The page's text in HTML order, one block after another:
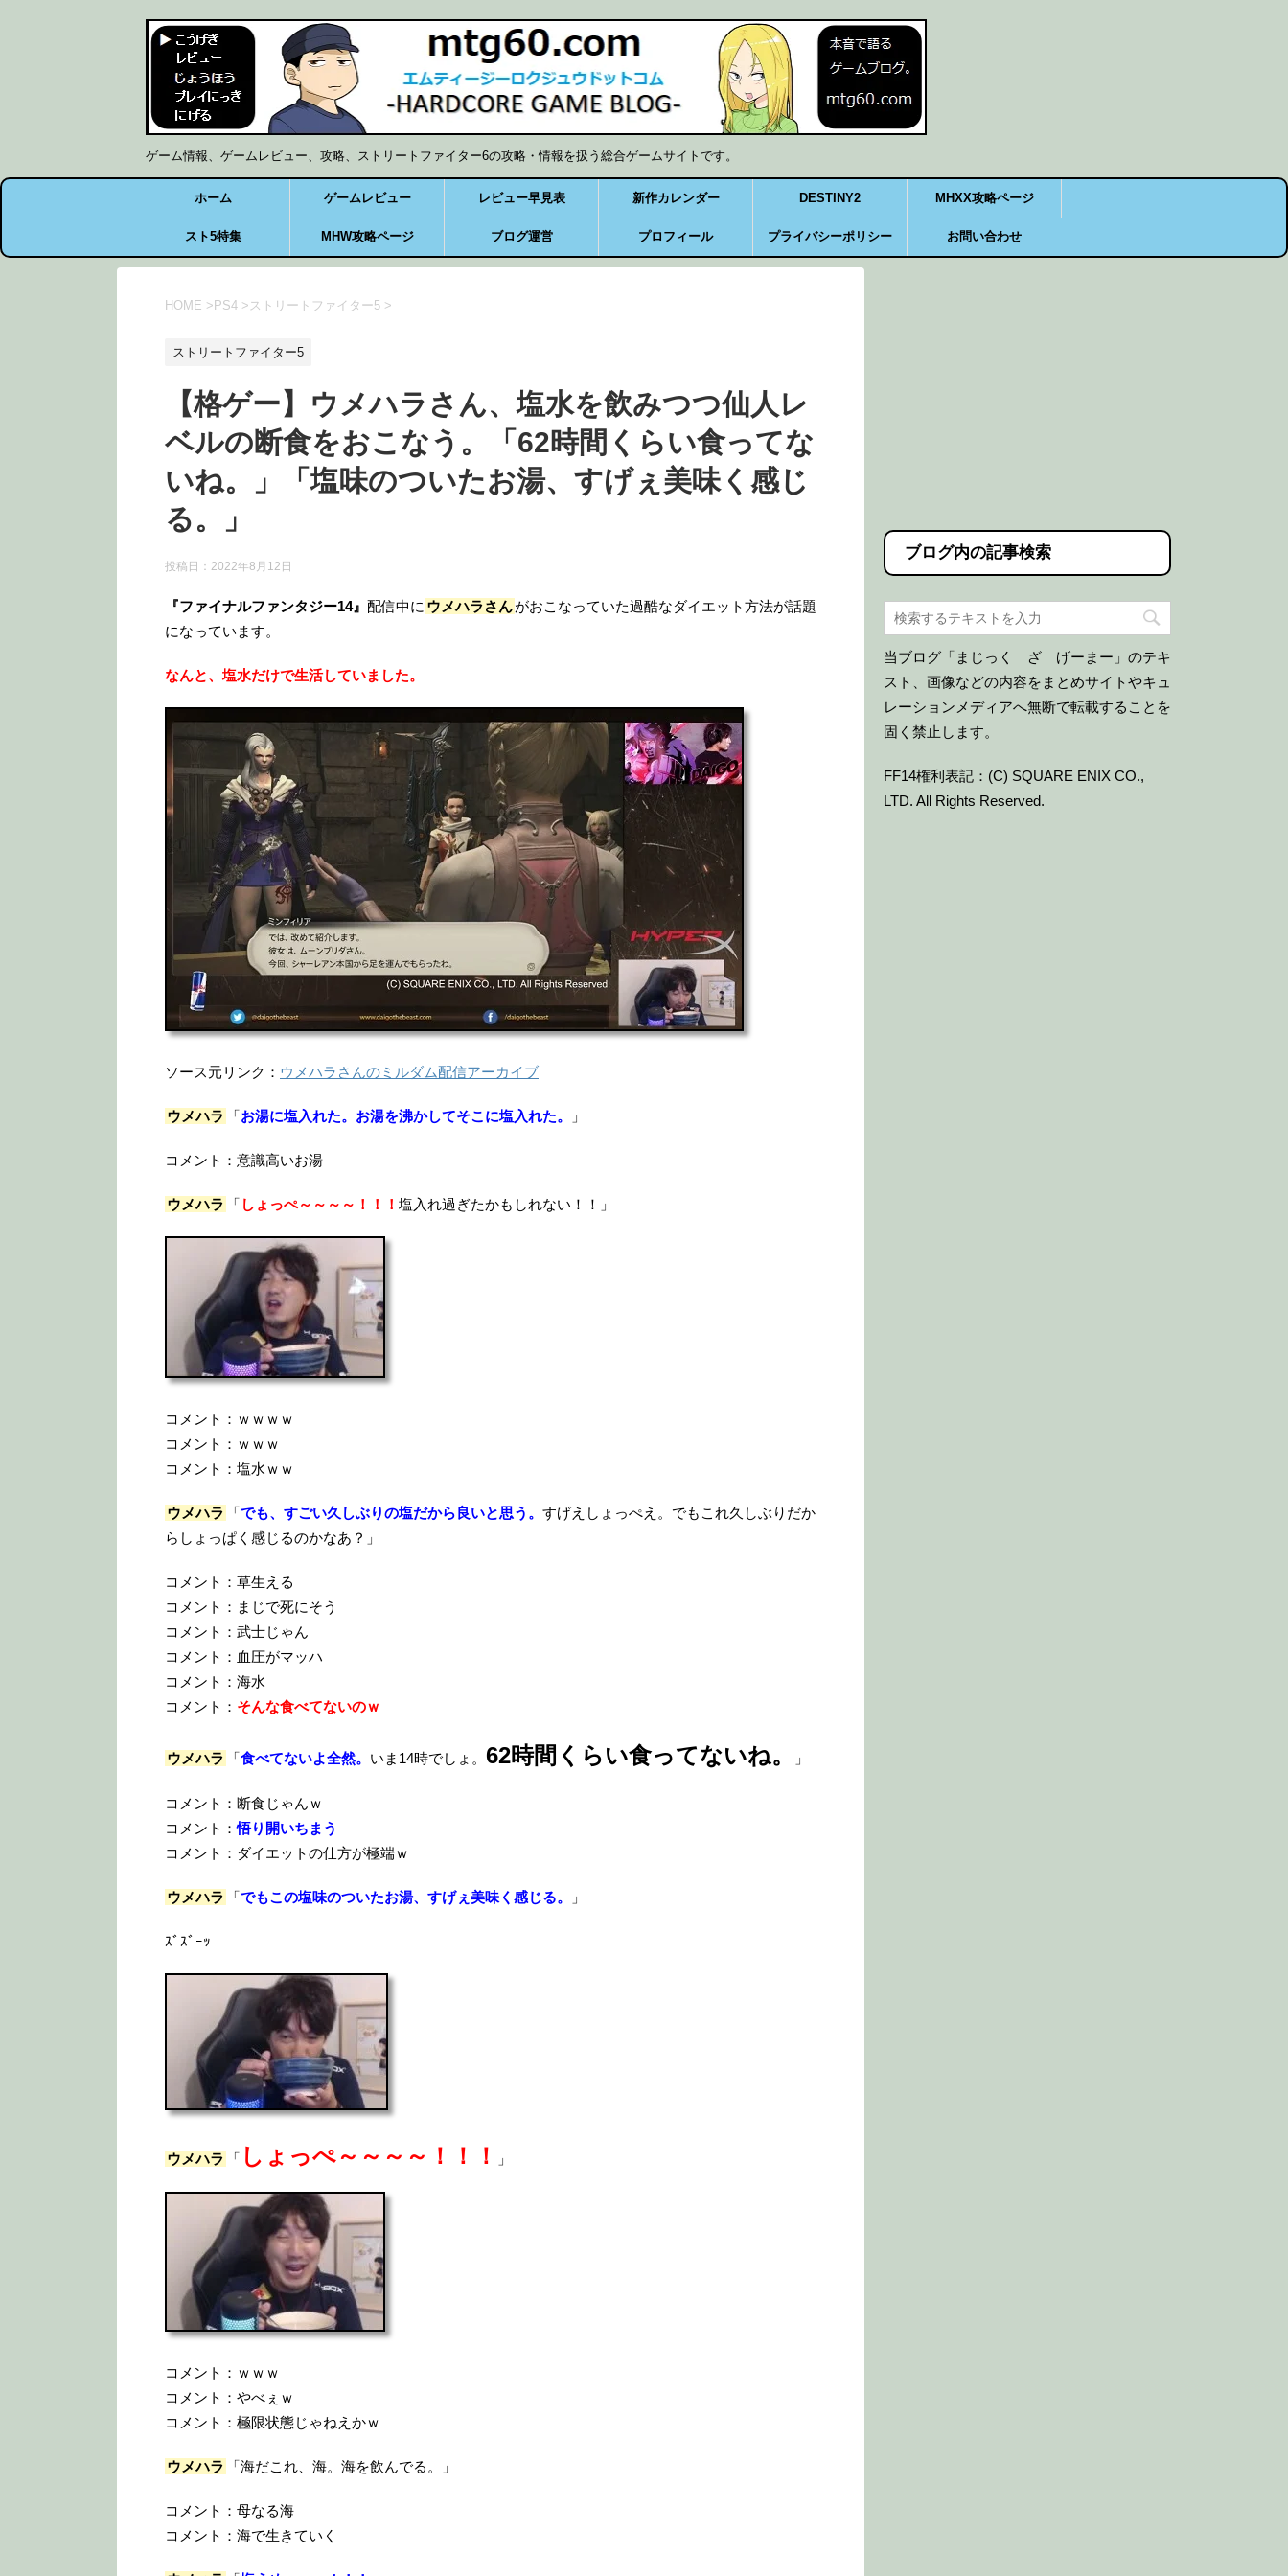
ゲーム情報、ゲームレビュー、攻略、ストリートファイター6の攻略・情報を扱う総合ゲームサイトです。
ホーム ゲームレビュー レビュー早見表 新作カレンダー DESTINY2 MHXX攻略ページ
スト5特集 MHW攻略ページ ブログ運営 プロフィール プライバシーポリシー お問い合わせ
HOME > PS4 > ストリートファイター5 >
ストリートファイター5
【格ゲー】ウメハラさん、塩水を飲みつつ仙人レ
ベルの断食をおこなう。「62時間くらい食ってな
いね。」「塩味のついたお湯、すげぇ美味く感じ
る。」
投稿日： 2022年8月12日
『ファイナルファンタジー14』 配信中に ウメハラさんがおこなっていた過酷なダイエット方法が話題
になっています。
なんと、塩水だけで生活していました。
ソース元リンク： ウメハラさんのミルダム配信アーカイブ
ウメハラ 「お湯に塩入れた。お湯を沸かしてそこに塩入れた。 」
コメント：意識高いお湯
ウメハラ 「 しょっぺ～～～～！！！ 塩入れ過ぎたかもしれない！！」
コメント：ｗｗｗｗ
コメント：ｗｗｗ
コメント：塩水ｗｗ
ウメハラ 「でも、すごい久しぶりの塩だから良いと思う。 すげえしょっぺえ。でもこれ久しぶりだか
らしょっぱく感じるのかなあ？」
コメント：草生える
コメント：まじで死にそう
コメント：武士じゃん
コメント：血圧がマッハ
コメント：海水
コメント： そんな食べてないのｗ
ウメハラ 「食べてないよ全然。 いま14時でしょ。 62時間くらい食ってないね。 」
コメント：断食じゃんｗ
コメント：悟り開いちまう
コメント：ダイエットの仕方が極端ｗ
ウメハラ 「でもこの塩味のついたお湯、すげぇ美味く感じる。 」
ｽﾞｽﾞｰｯ
ウメハラ 「 しょっぺ～～～～！！！ 」
コメント：ｗｗｗ
コメント：やべぇｗ
コメント：極限状態じゃねえかｗ
ウメハラ 「海だこれ、海。海を飲んでる。」
コメント：母なる海
コメント：海で生きていく
ブログ内の記事検索
当ブログ「まじっく ざ げーまー」のテキ
スト、画像などの内容をまとめサイトやキュ
レーションメディアへ無断で転載することを
固く禁止します。
FF14権利表記：(C) SQUARE ENIX CO.,
LTD. All Rights Reserved.